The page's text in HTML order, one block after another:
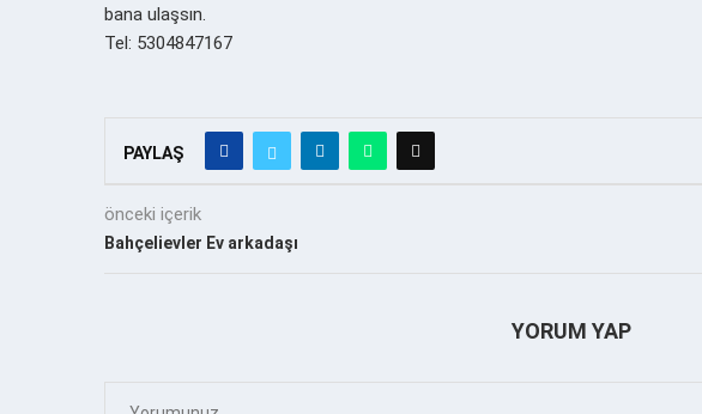
bana ulaşsın.
Tel: 5304847167
PAYLAŞ
önceki içerik
Bahçelievler Ev arkadaşı
YORUM YAP